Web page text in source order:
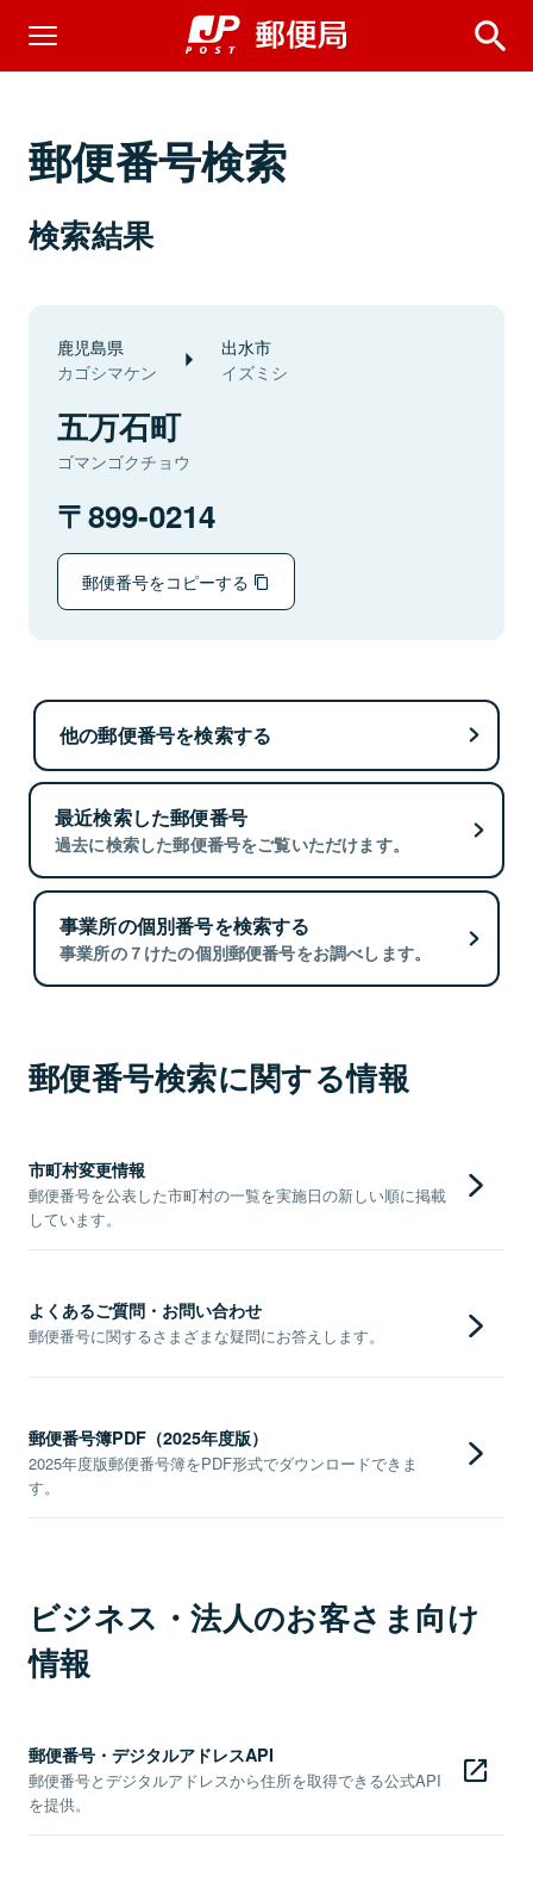
郵便番号検索
検索結果
鹿児島県
カゴシマケン
出水市
イズミシ
五万石町
ゴマンゴクチョウ
899-0214
郵便番号をコピーする
他の郵便番号を検索する
最近検索した郵便番号
過去に検索した郵便番号をご覧いただけます。
事業所の個別番号を検索する
事業所の７けたの個別郵便番号をお調べします。
郵便番号検索に関する情報
市町村変更情報
郵便番号を公表した市町村の一覧を実施日の新しい順に掲載
しています。
よくあるご質問・お問い合わせ
郵便番号に関するさまざまな疑問にお答えします。
郵便番号簿PDF（2025年度版）
2025年度版郵便番号簿をPDF形式でダウンロードできま
す。
ビジネス・法人のお客さま向け
情報
郵便番号・デジタルアドレスAPI
郵便番号とデジタルアドレスから住所を取得できる公式API
を提供。